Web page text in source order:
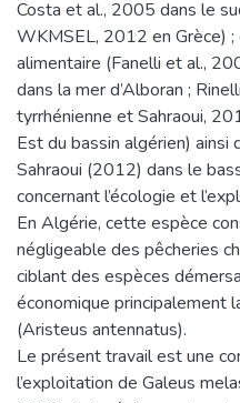
Costa et al., 2005 dans le
WKMSEL, 2012 en Grèce) ;
alimentaire (Fanelli et al.,
dans la mer d’Alboran ;
tyrrhénienne et Sahraoui,
Est du bassin algérien)
Sahraoui (2012) dans le
concernant l’écologie et
En Algérie, cette espèce
négligeable des pêcheries
ciblant des espèces
économique principalement
(Aristeus antennatus).
Le présent travail est une
l’exploitation de Galeus